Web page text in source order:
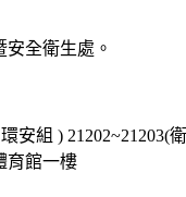
全衛生處。
安組 ) 21202~21203(
育館一樓